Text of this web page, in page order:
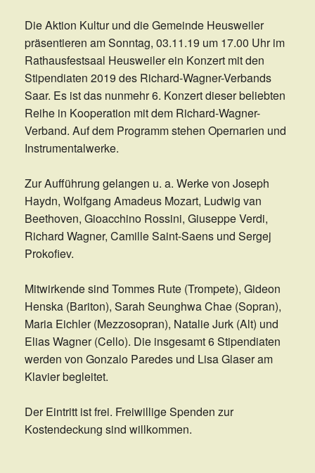
Die Aktion Kultur und die Gemeinde Heusweiler
präsentieren am Sonntag, 03.11.19 um 17.00 Uhr im
Rathausfestsaal Heusweiler ein Konzert mit den
Stipendiaten 2019 des Richard-Wagner-Verbands
Saar. Es ist das nunmehr 6. Konzert dieser beliebten
Reihe in Kooperation mit dem Richard-Wagner-
Verband. Auf dem Programm stehen Opernarien und
Instrumentalwerke.
Zur Aufführung gelangen u. a. Werke von Joseph
Haydn, Wolfgang Amadeus Mozart, Ludwig van
Beethoven, Gioacchino Rossini, Giuseppe Verdi,
Richard Wagner, Camille Saint-Saens und Sergej
Prokofiev.
Mitwirkende sind Tommes Rute (Trompete), Gideon
Henska (Bariton), Sarah Seunghwa Chae (Sopran),
Maria Eichler (Mezzosopran), Natalie Jurk (Alt) und
Elias Wagner (Cello). Die insgesamt 6 Stipendiaten
werden von Gonzalo Paredes und Lisa Glaser am
Klavier begleitet.
Der Eintritt ist frei. Freiwillige Spenden zur
Kostendeckung sind willkommen.